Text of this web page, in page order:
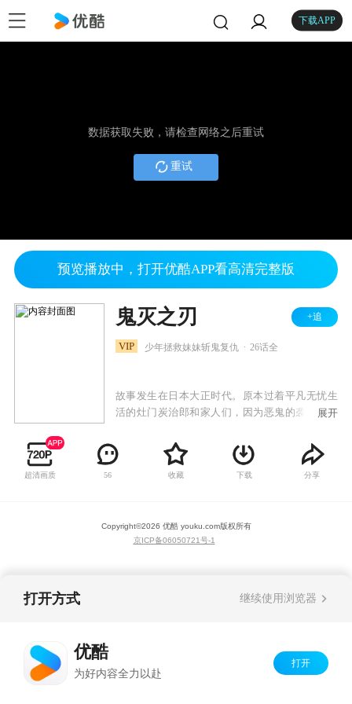
下载APP
数据获取失败，请检查网络之后重试
重试
预览播放中，打开优酷APP看高清完整版
鬼灭之刃 +追
VIP 少年拯救妹妹斩鬼复仇 26话全
故事发生在日本大正时代。原本过着平凡无忧生
活的灶门炭治郎和家人们，因为恶鬼的袭击而人
害，而幸存的妹妹祢豆子受到鬼舞辻无惨之血的
影响也化身恶鬼。为了给家人们报仇，并且解救
妹妹，炭治郎拜入鳞泷左近次门下学习剑术，并
平伊之助等伙伴，也在试炼修行的过程中，注定
要完成和鬼之始祖鬼舞辻无惨的宿命对决。
展开
超清画质 56 收藏 下载 分享
Copyright©2026 优酷 youku.com版权所有
京ICP备06050721号-1
打开方式 继续使用浏览器
优酷
为好内容全力以赴
打开